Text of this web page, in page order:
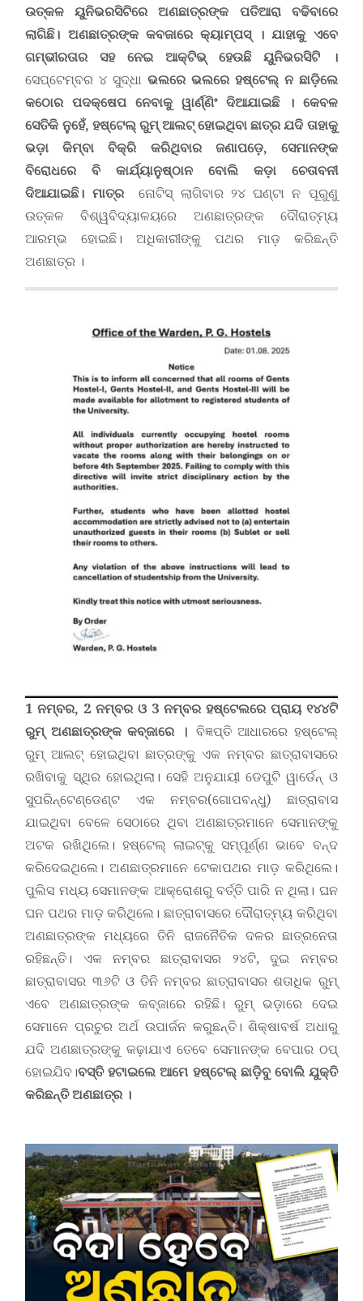
ଉତ୍କଳ ୟୁନିଭରସିଟିରେ ଅଣଛାତ୍ରଙ୍କ ପତିଆରା ବଢିବାରେ
ଲାଗିଛି। ଅଣଛାତ୍ରଙ୍କ କବଜାରେ କ୍ୟାମ୍ପସ୍ । ଯାହାକୁ ଏବେ
ଗମ୍ଭୀରତାର ସହ ନେଇ ଆକ୍ଟିଭ୍ ହେଉଛି ୟୁନିଭରସିଟି ।
ସେପ୍ଟେମ୍ବର ୪ ସୁଦ୍ଧାଭଲରେ ଭଲରେ ହଷ୍ଟେଲ୍‌ ନ ଛାଡ଼ିଲେ
କଠୋର ପଦକ୍ଷେପ ନେବାକୁ ୱାର୍ଣ୍ଣିଂ ଦିଆଯାଇଛି । କେବଳ
ସେତିକି ନୁହେଁ, ହଷ୍ଟେଲ୍‌ ରୁମ୍‌ ଆଲଟ୍‌ ହୋଇଥିବା ଛାତ୍ର ଯଦି ତାହାକୁ
ଭଡ଼ା କିମ୍ବା ବିକ୍ରି କରିଥିବାର ଜଣାପଡ଼େ, ସେମାନଙ୍କ
ବିରୋଧରେ ବି କାର୍ଯ୍ୟାନୁଷ୍ଠାନ ବୋଲି କଡ଼ା ଚେତାବନୀ
ଦିଆଯାଇଛି। ମାତ୍ର
ନୋଟିସ୍‌ ଲାଗିବାର ୨୪ ଘଣ୍ଟା ନ ପୂରୁଣୁ
ଉତ୍କଳ ବିଶ୍ୱବିଦ୍ୟାଳୟରେ ଅଣଛାତ୍ରଙ୍କ ଦୌରାତ୍ମ୍ୟ
ଆରମ୍ଭ ହୋଇଛି। ଅଧିକାରୀଙ୍କୁ ପଥର ମାଡ଼ କରିଛନ୍ତି
ଅଣଛାତ୍ର ।
1 ନମ୍ବର, 2 ନମ୍ବର ଓ 3 ନମ୍ବର ହଷ୍ଟେଲରେ ପ୍ରାୟ ୧୪୪ଟି
ରୁମ୍‌ ଅଣଛାତ୍ରଙ୍କ କବ୍‌ଜାରେ
। ବିଜ୍ଞପ୍ତି ଆଧାରରେ ହଷ୍ଟେଲ୍‌
ରୁମ୍‌ ଆଲଟ୍‌ ହୋଇଥିବା ଛାତ୍ରଙ୍କୁ ଏକ ନମ୍ବର ଛାତ୍ରାବାସରେ
ରଖିବାକୁ ସ୍ଥିର ହୋଇଥିଲା। ସେହି ଅନୁଯାୟୀ ଡେପୁଟି ୱାର୍ଡେନ୍‌ ଓ
ସୁପରିନ୍‌ଟେଣ୍ଡେଣ୍ଟ ଏକ ନମ୍ବର(ଗୋପବନ୍ଧୁ) ଛାତ୍ରାବାସ
ଯାଇଥିବା ବେଳେ ସେଠାରେ ଥିବା ଅଣଛାତ୍ରମାନେ ସେମାନଙ୍କୁ
ଅଟକ ରଖିଥିଲେ। ହ‌ଷ୍ଟେଲ୍‌ ଲାଇଟ୍‌କୁ ସମ୍ପୂର୍ଣ୍ଣ ଭାବେ ବନ୍ଦ
କରିଦେଇଥିଲେ। ଅଣଛାତ୍ରମାନେ ଟେକାପଥର ମାଡ଼ କରିଥିଲେ।
ପୁଲିସ ମଧ୍ୟ ସେମାନଙ୍କ ଆକ୍ରୋଶରୁ ବର୍ତ୍ତି ପାରି ନ ଥିଲା। ଘନ
ଘନ ପଥର ମାଡ଼ କରିଥିଲେ। ଛାତ୍ରାବାସରେ ଦୌରାତ୍ମ୍ୟ କରିଥିବା
ଅଣଛାତ୍ରଙ୍କ ମଧ୍ୟରେ ତିନି ରାଜନୈତିକ ଦଳର ଛାତ୍ରନେତା
ରହିଛନ୍ତି। ଏକ ନମ୍ବର ଛାତ୍ରାବାସର ୨୪ଟି, ଦୁଇ ନମ୍ବର
ଛାତ୍ରାବାସର ୩୬ଟି ଓ ତିନି ନମ୍ବର ଛାତ୍ରାବାସର ଶତାଧିକ ରୁମ୍‌
ଏବେ ଅଣଛାତ୍ରଙ୍କ କବ୍‌ଜାରେ ରହିଛି। ରୁମ୍‌ ଭଡ଼ାରେ ଦେଇ
ସେମାନେ ପ୍ରଚୁର ଅର୍ଥ ଉପାର୍ଜନ କରୁଛନ୍ତି। ଶିକ୍ଷାବର୍ଷ ଅଧାରୁ
ଯଦି ଅଣଛାତ୍ରଙ୍କୁ କଢ଼ାଯାଏ ତେବେ ସେମାନଙ୍କ ବେପାର ଠପ୍‌
ହୋଇଯିବ।ବସ୍ତି ହଟାଇଲେ ଆମେ ହଷ୍ଟେଲ୍‌ ଛାଡ଼ିବୁ ବୋଲି ଯୁକ୍ତି
କରିଛନ୍ତି ଅଣଛାତ୍ର ।